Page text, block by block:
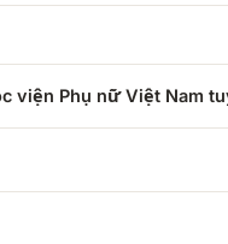
viện Phụ nữ Việt Nam